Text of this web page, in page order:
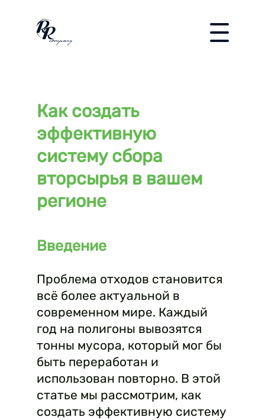
Как создать
эффективную
систему сбора
вторсырья в вашем
регионе
Введение
Проблема отходов становится
всё более актуальной в
современном мире. Каждый
год на полигоны вывозятся
тонны мусора, который мог бы
быть переработан и
использован повторно. В этой
статье мы рассмотрим, как
создать эффективную систему